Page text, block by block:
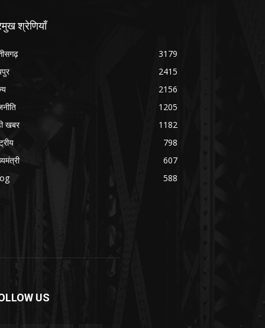
श्रेणियाँ
3179
2415
2156
1205
खबर
1182
798
607
588
US